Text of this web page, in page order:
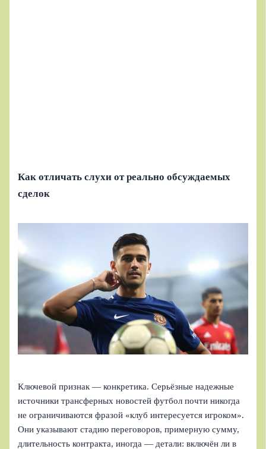
Как отличать слухи от реально обсуждаемых
сделок
Ключевой признак — конкретика. Серьёзные надежные
источники трансферных новостей футбол почти никогда
не ограничиваются фразой «клуб интересуется игроком».
Они указывают стадию переговоров, примерную сумму,
длительность контракта, иногда — детали: включён ли в